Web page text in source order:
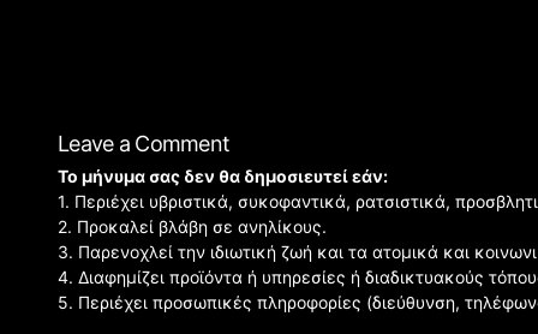
Leave a Comment
Το μήνυμα σας δεν θα δημοσιευτεί εάν:
1. Περιέχει υβριστικά, συκοφαντικά, ρατσιστικά,
2. Προκαλεί βλάβη σε ανηλίκους.
3. Παρενοχλεί την ιδιωτική ζωή και τα ατομικά και
4. Διαφημίζει προϊόντα ή υπηρεσίες ή διαδικτυακούς
5. Περιέχει προσωπικές πληροφορίες (διεύθυνση,